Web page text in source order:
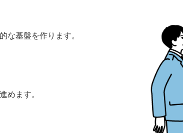
な基盤を作ります。
めます。